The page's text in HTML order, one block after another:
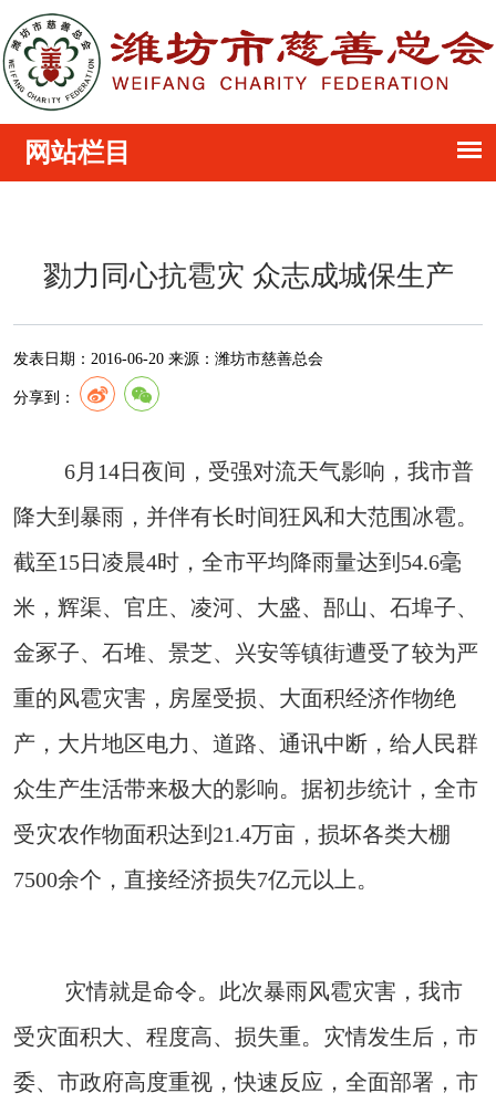
勠力同心抗雹灾 众志成城保生产
发表日期： 2016-06-20 来源： 潍坊市慈善总会
分享到：
6月14日夜间，受强对流天气影响，我市普
降大到暴雨，并伴有长时间狂风和大范围冰雹。
截至15日凌晨4时，全市平均降雨量达到54.6毫
米，辉渠、官庄、凌河、大盛、郚山、石埠子、
金冢子、石堆、景芝、兴安等镇街遭受了较为严
重的风雹灾害，房屋受损、大面积经济作物绝
产，大片地区电力、道路、通讯中断，给人民群
众生产生活带来极大的影响。据初步统计，全市
受灾农作物面积达到21.4万亩，损坏各类大棚
7500余个，直接经济损失7亿元以上。
灾情就是命令。此次暴雨风雹灾害，我市
受灾面积大、程度高、损失重。灾情发生后，市
委、市政府高度重视，快速反应，全面部署，市